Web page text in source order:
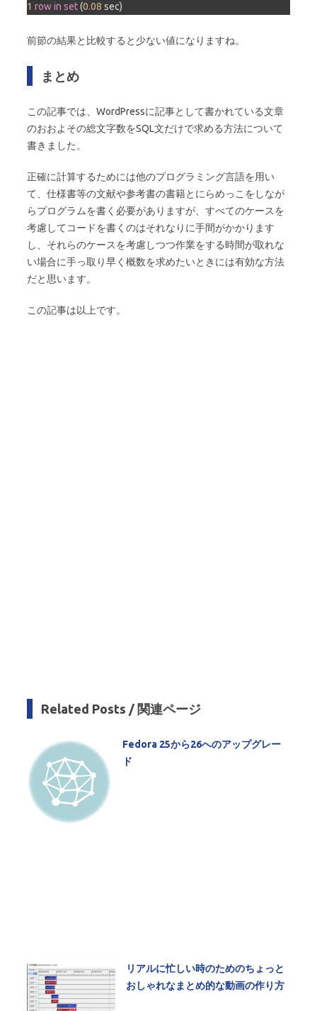
1 rowin set (0.08 sec)
前節の結果と比較すると少ない値になりますね。
まとめ
この記事では、WordPressに記事として書かれている文章
のおおよその総文字数をSQL文だけで求める方法について
書きました。
正確に計算するためには他のプログラミング言語を用い
て、仕様書等の文献や参考書の書籍とにらめっこをしなが
らプログラムを書く必要がありますが、すべてのケースを
考慮してコードを書くのはそれなりに手間がかかります
し、それらのケースを考慮しつつ作業をする時間が取れな
い場合に手っ取り早く概数を求めたいときには有効な方法
だと思います。
この記事は以上です。
Related Posts / 関連ページ
Fedora 25から26へのアップグレー
ド
リアルに忙しい時のためのちょっと
おしゃれなまとめ的な動画の作り方